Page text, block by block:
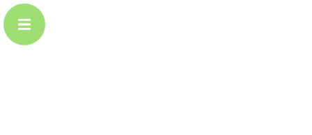
コ
ン
テ
ナ
ビ
ゲ
MENU